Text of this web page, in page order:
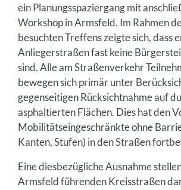
ein Planungsspaziergang mit
Workshop in Armsfeld. Im Rahmen
besuchten Treffens zeigte sich, dass
Anliegerstraßen fast keine
sind. Alle am Straßenverkehr
bewegen sich primär unter
gegenseitigen Rücksichtnahme auf
asphaltierten Flächen. Dies hat den
Mobilitätseingeschränkte ohne
Kanten, Stufen) in den Straßen
Eine diesbezügliche Ausnahme
Armsfeld führenden Kreisstraßen